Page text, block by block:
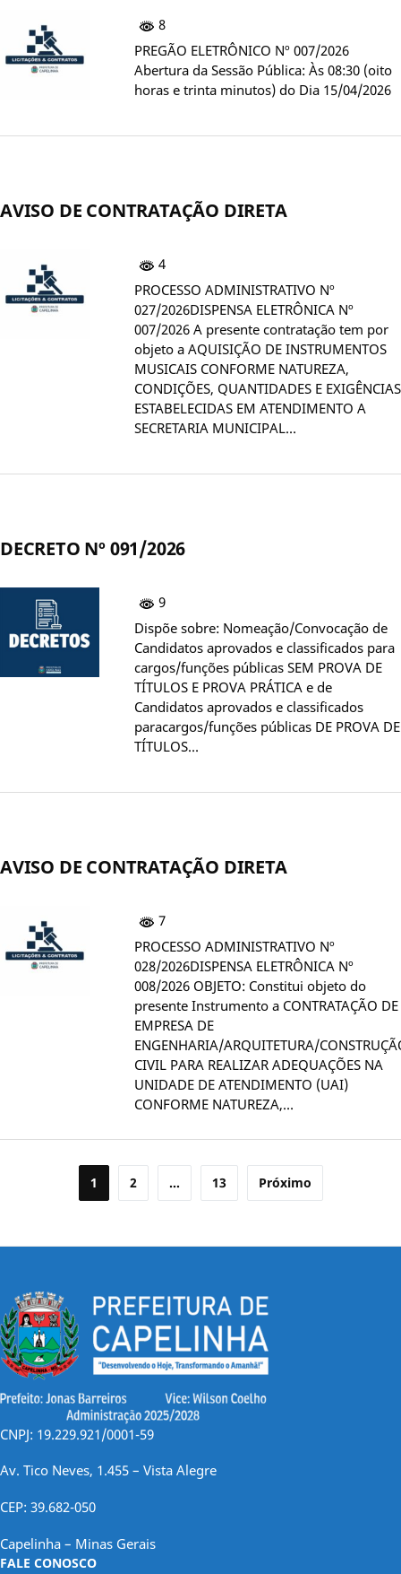
8
PREGÃO ELETRÔNICO Nº 007/2026
Abertura da Sessão Pública: Às 08:30 (oito
horas e trinta minutos) do Dia 15/04/2026
AVISO DE CONTRATAÇÃO DIRETA
4
PROCESSO ADMINISTRATIVO Nº
027/2026DISPENSA ELETRÔNICA Nº
007/2026 A presente contratação tem por
objeto a AQUISIÇÃO DE INSTRUMENTOS
MUSICAIS CONFORME NATUREZA,
CONDIÇÕES, QUANTIDADES E EXIGÊNCIAS
ESTABELECIDAS EM ATENDIMENTO A
SECRETARIA MUNICIPAL…
DECRETO Nº 091/2026
9
Dispõe sobre: Nomeação/Convocação de
Candidatos aprovados e classificados para
cargos/funções públicas SEM PROVA DE
TÍTULOS E PROVA PRÁTICA e de
Candidatos aprovados e classificados
paracargos/funções públicas DE PROVA DE
TÍTULOS…
AVISO DE CONTRATAÇÃO DIRETA
7
PROCESSO ADMINISTRATIVO Nº
028/2026DISPENSA ELETRÔNICA Nº
008/2026 OBJETO: Constitui objeto do
presente Instrumento a CONTRATAÇÃO DE
EMPRESA DE
ENGENHARIA/ARQUITETURA/
CIVIL PARA REALIZAR ADEQUAÇÕES NA
UNIDADE DE ATENDIMENTO (UAI)
CONFORME NATUREZA,…
Paginação
posts
1 2 … 13 Próximo
CNPJ: 19.229.921/0001-59
Av. Tico Neves, 1.455 – Vista Alegre
CEP: 39.682-050
Capelinha – Minas Gerais
FALE CONOSCO